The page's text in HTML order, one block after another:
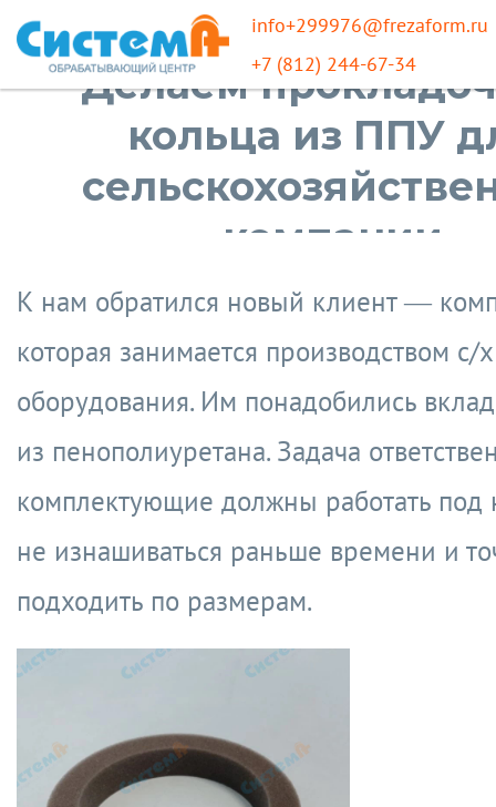
info+299976@frezaform.ru
+7 (812) 244-67-34
Делаем
кольца из ППУ
компании
К нам обратился новый клиент —
которая занимается производством с/х
оборудования. Им понадобились
из пенополиуретана. Задача
комплектующие должны работать под
не изнашиваться раньше времени и
подходить по размерам.